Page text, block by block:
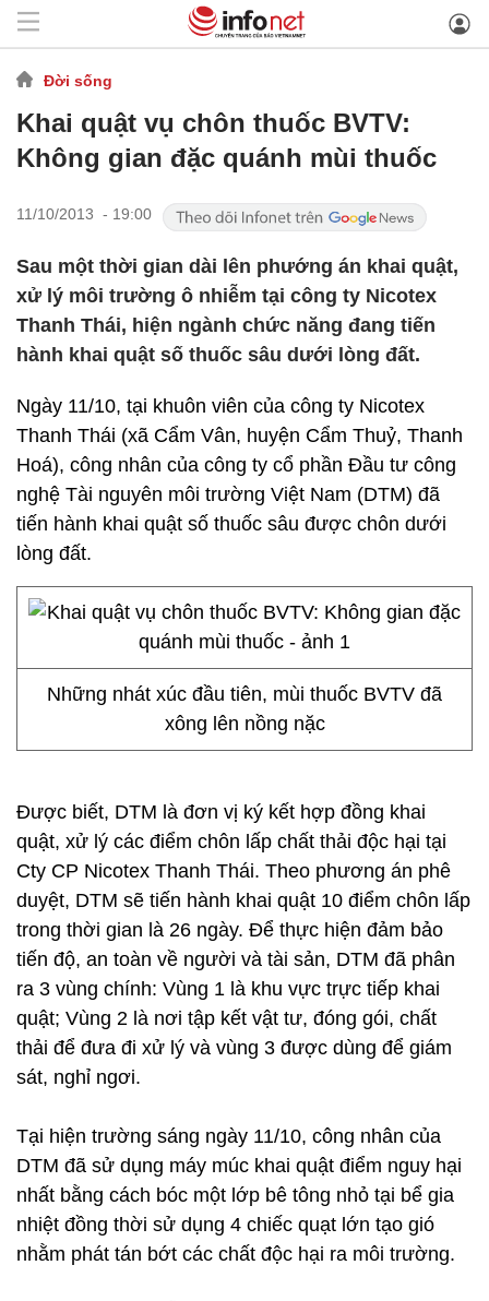
Đời sống
Khai quật vụ chôn thuốc BVTV:
Không gian đặc quánh mùi thuốc
11/10/2013 - 19:00
Sau một thời gian dài lên phướng án khai quật,
xử lý môi trường ô nhiễm tại công ty Nicotex
Thanh Thái, hiện ngành chức năng đang tiến
hành khai quật số thuốc sâu dưới lòng đất.
Ngày 11/10, tại khuôn viên của công ty Nicotex
Thanh Thái (xã Cẩm Vân, huyện Cẩm Thuỷ, Thanh
Hoá), công nhân của công ty cổ phần Đầu tư công
nghệ Tài nguyên môi trường Việt Nam (DTM) đã
tiến hành khai quật số thuốc sâu được chôn dưới
lòng đất.
Những nhát xúc đầu tiên, mùi thuốc BVTV đã
xông lên nồng nặc
Được biết, DTM là đơn vị ký kết hợp đồng khai
quật, xử lý các điểm chôn lấp chất thải độc hại tại
Cty CP Nicotex Thanh Thái. Theo phương án phê
duyệt, DTM sẽ tiến hành khai quật 10 điểm chôn lấp
trong thời gian là 26 ngày. Để thực hiện đảm bảo
tiến độ, an toàn về người và tài sản, DTM đã phân
ra 3 vùng chính: Vùng 1 là khu vực trực tiếp khai
quật; Vùng 2 là nơi tập kết vật tư, đóng gói, chất
thải để đưa đi xử lý và vùng 3 được dùng để giám
sát, nghỉ ngơi.
Tại hiện trường sáng ngày 11/10, công nhân của
DTM đã sử dụng máy múc khai quật điểm nguy hại
nhất bằng cách bóc một lớp bê tông nhỏ tại bể gia
nhiệt đồng thời sử dụng 4 chiếc quạt lớn tạo gió
nhằm phát tán bớt các chất độc hại ra môi trường.